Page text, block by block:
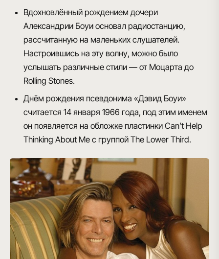
Вдохновлённый рождением дочери
Александрии Боуи основал радиостанцию,
рассчитанную на маленьких слушателей.
Настроившись на эту волну, можно было
услышать различные стили — от Моцарта до
Rolling Stones.
Днём рождения псевдонима «Дэвид Боуи»
считается 14 января 1966 года, под этим именем
он появляется на обложке пластинки Can’t Help
Thinking About Me с группой The Lower Third.